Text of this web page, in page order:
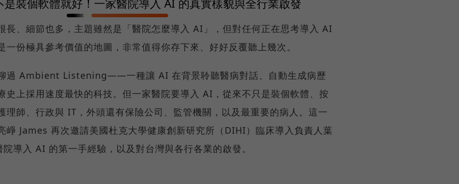
裝個軟體就好！一家醫院導入 AI 的真實樣貌與全行業啟發
長、細節也多，主題雖然是「醫院怎麼導入 AI」，但對任何正在思考導入 AI
一份極具參考價值的地圖，非常值得你存下來、好好反覆聽上幾次。
過 Ambient Listening——一種讓 AI 在背景聆聽醫病對話、自動生成病歷
史上採用速度最快的科技。但一家醫院要導入 AI，從來不只是裝個軟體、按
理師、行政與 IT，外頭還有保險公司、監管機關，以及最重要的病人。這一
崢 James 再次邀請美國杜克大學健康創新研究所（DIHI）臨床導入負責人葉
導入 AI 的第一手經驗，以及對台灣與各行各業的啟發。